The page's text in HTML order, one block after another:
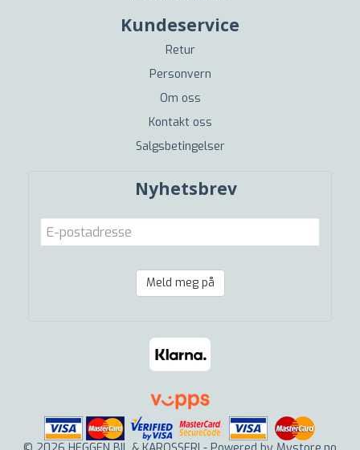
Kundeservice
Retur
Personvern
Om oss
Kontakt oss
Salgsbetingelser
Nyhetsbrev
Meld meg på